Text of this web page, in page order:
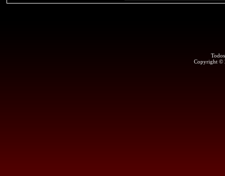
Copyright ©